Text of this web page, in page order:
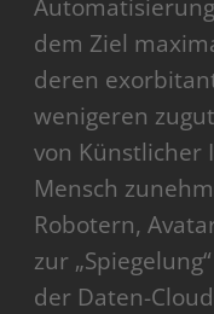
dem Ziel
deren
wenigeren
von Künstlicher
Mensch
Robotern,
zur
der Daten-